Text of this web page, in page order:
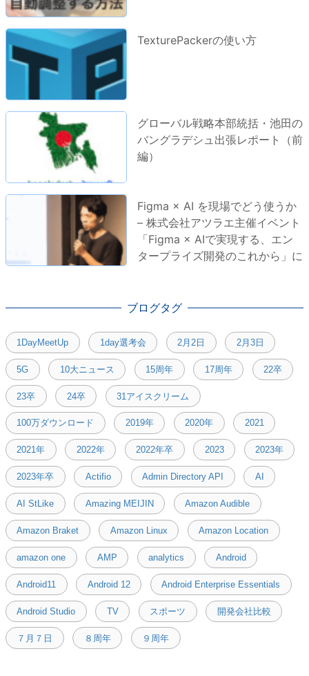
TexturePackerの使い方
グローバル戦略本部統括・池田の
バングラデシュ出張レポート（前
編）
Figma × AI を現場でどう使うか
– 株式会社アツラエ主催イベント
「Figma × AIで実現する、エン
タープライズ開発のこれから」に
ブログタグ
1DayMeetUp 1day選考会 2月2日 2月3日
5G 10大ニュース 15周年 17周年 22卒
23卒 24卒 31アイスクリーム
100万ダウンロード 2019年 2020年 2021
2021年 2022年 2022年卒 2023 2023年
2023年卒 Actifio Admin Directory API AI
AI StLike Amazing MEIJIN Amazon Audible
Amazon Braket Amazon Linux Amazon Location
amazon one AMP analytics Android
Android11 Android 12 Android Enterprise Essentials
Android Studio TV スポーツ 開発会社比較
７月７日 ８周年 ９周年